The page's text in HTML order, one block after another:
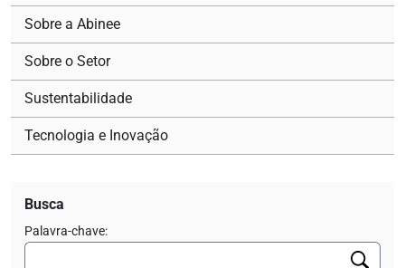
Sobre a Abinee
Sobre o Setor
Sustentabilidade
Tecnologia e Inovação
Busca
Palavra-chave: